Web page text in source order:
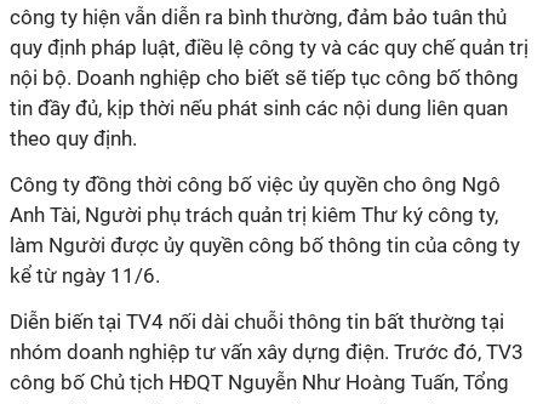
công ty hiện vẫn diễn ra bình thường, đảm bảo tuân thủ
quy định pháp luật, điều lệ công ty và các quy chế quản trị
nội bộ. Doanh nghiệp cho biết sẽ tiếp tục công bố thông
tin đầy đủ, kịp thời nếu phát sinh các nội dung liên quan
theo quy định.
Công ty đồng thời công bố việc ủy quyền cho ông Ngô
Anh Tài, Người phụ trách quản trị kiêm Thư ký công ty,
làm Người được ủy quyền công bố thông tin của công ty
kể từ ngày 11/6.
Diễn biến tại TV4 nối dài chuỗi thông tin bất thường tại
nhóm doanh nghiệp tư vấn xây dựng điện. Trước đó, TV3
công bố Chủ tịch HĐQT Nguyễn Như Hoàng Tuấn, Tổng